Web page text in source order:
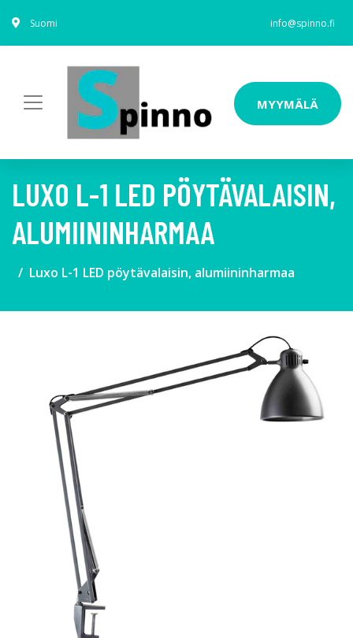
Suomi info@spinno.fi
MYYMÄLÄ
LUXO L-1 LED PÖYTÄVALAISIN,
ALUMIININHARMAA
Luxo L-1 LED pöytävalaisin, alumiininharmaa